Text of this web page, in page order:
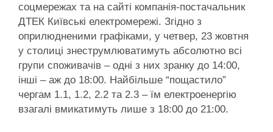
соцмережах та на сайті компанія-постачальник
ДТЕК Київські електромережі. Згідно з
оприлюдненими графіками, у четвер, 23 жовтня
у столиці знеструмлюватимуть абсолютно всі
групи споживачів – одні з них зранку до 14:00,
інші – аж до 18:00. Найбільше “пощастило”
чергам 1.1, 1.2, 2.2 та 2.3 – їм електроенергію
взагалі вмикатимуть лише з 18:00 до 21:00.